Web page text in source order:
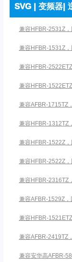
SVG | 变频器|
兼容HFBR-2531Z
兼容HFBR-1531Z
兼容HFBR-
兼容HFBR-
兼容AFBR-1715TZ
兼容HFBR-1312TZ
兼容HFBR-1522Z
兼容HFBR-2522Z
兼容HFBR-2316TZ
兼容AFBR-1529Z
兼容HFBR-
兼容AFBR-2419TZ
兼容安华高AFBR-